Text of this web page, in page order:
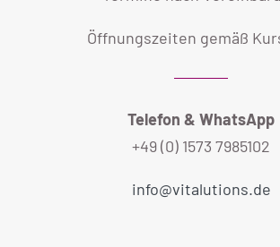
Öffnungszeiten gemäß
Telefon & WhatsApp
+49 (0) 1573 7985102
info@vitalutions.de